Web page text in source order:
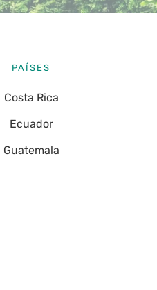
PAÍSES
Costa Rica
Ecuador
Guatemala